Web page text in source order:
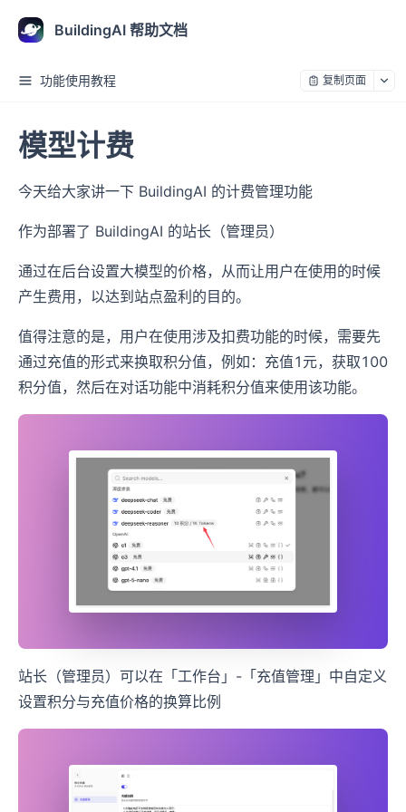
BuildingAI 帮助文档
功能使用教程 复制页面
模型计费
今天给大家讲一下 BuildingAI 的计费管理功能
作为部署了 BuildingAI 的站长（管理员）
通过在后台设置大模型的价格，从而让用户在使用的时候
产生费用，以达到站点盈利的目的。
值得注意的是，用户在使用涉及扣费功能的时候，需要先
通过充值的形式来换取积分值，例如：充值1元，获取100
积分值，然后在对话功能中消耗积分值来使用该功能。
站长（管理员）可以在「工作台」-「充值管理」中自定义
设置积分与充值价格的换算比例